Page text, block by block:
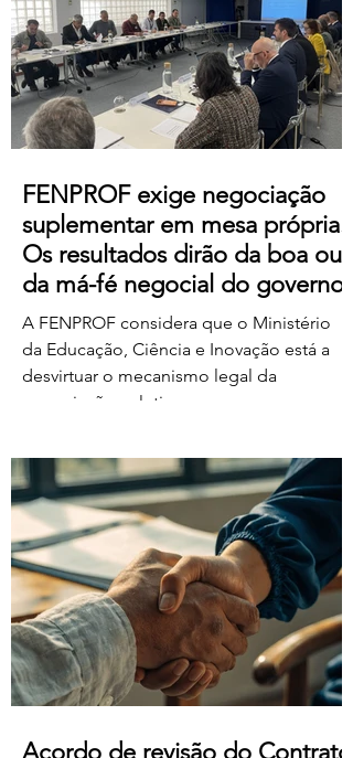
sexta-feira, dia 7 de agosto:
https://us06web.zoom.us/j/85736793433
FENPROF exige negociação
suplementar em mesa própria.
Os resultados dirão da boa ou
da má-fé negocial do governo
A FENPROF considera que o Ministério
da Educação, Ciência e Inovação está a
desvirtuar o mecanismo legal da
negociação coletiva ao convocar uma
organizações sindicais,
independentemente de terem requerido
negociação suplementar ou de já terem
manifestado acordo ou concordância
com o projeto de diploma. A negociação
suplementar existe para permitir o
prosseguimento das negociações
relativamente às matérias sobre as quais
subsiste desacordo. Foi es
Acordo de revisão do Contrato